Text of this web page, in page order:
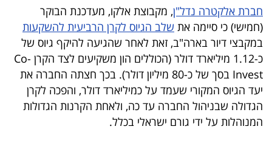
ספורט
קריירה
ולימודים
מינויים
רייטינג
חברת אלקטרה נדל"ן, מקבוצת אלקו, מעדכנת הבוקר
(חמישי) כי סיימה את שלב הגיוס לקרן הרביעית להשקעות
במקבצי דיור בארה"ב, זאת לאחר שהגיעה להיקף גיוס של
כ-1.12 מיליארד דולר (הכוללים הון משקיעים לצד הקרן Co-
Invest בסך של כ-80 מיליון דולר). בכך חצתה החברה את
יעד הגיוס המקורי שעמד על כמיליארד דולר, והפכה לקרן
הגדולה שבניהול החברה עד כה, ולאחת הקרנות הגדולות
המנוהלות על ידי גורם ישראלי בכלל.